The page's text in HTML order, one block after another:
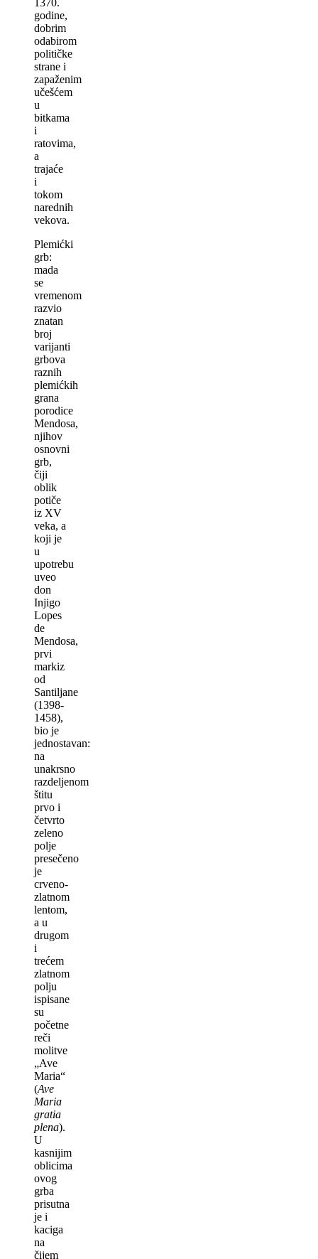
godine,
dobrim
odabirom
političke
strane i
zapaženim
učešćem
u
bitkama
i
ratovima,
a
trajaće
i
tokom
narednih
vekova.
Plemićki
grb:
mada
se
vremenom
razvio
znatan
broj
varijanti
grbova
raznih
plemićkih
grana
porodice
Mendosa,
njihov
osnovni
grb,
čiji
oblik
potiče
iz XV
veka, a
koji je
u
upotrebu
uveo
don
Injigo
Lopes
de
Mendosa,
prvi
markiz
od
Santiljane
(1398-
1458),
bio je
jednostavan:
na
unakrsno
razdeljenom
štitu
prvo i
četvrto
zeleno
polje
presečeno
je
crveno-
zlatnom
lentom,
a u
drugom
i
trećem
zlatnom
polju
ispisane
su
početne
reči
molitve
„Ave
Maria“
(Ave
Maria
gratia
plena).
U
kasnijim
oblicima
ovog
grba
prisutna
je i
kaciga
na
čijem